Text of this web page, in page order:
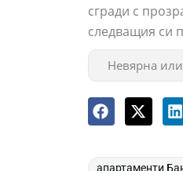
сгради с
следващия си
Невярна
апартаменти